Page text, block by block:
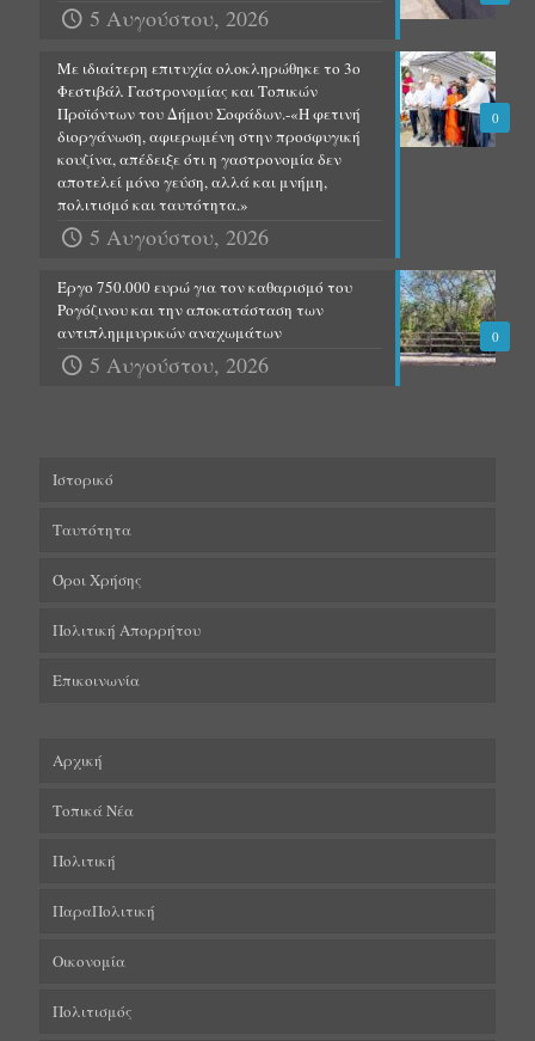
5 Αυγούστου, 2026
0
Με ιδιαίτερη επιτυχία ολοκληρώθηκε το 3ο
Φεστιβάλ Γαστρονομίας και Τοπικών
Προϊόντων του Δήμου Σοφάδων.-«Η φετινή
διοργάνωση, αφιερωμένη στην προσφυγική
κουζίνα, απέδειξε ότι η γαστρονομία δεν
αποτελεί μόνο γεύση, αλλά και μνήμη,
πολιτισμό και ταυτότητα.»
5 Αυγούστου, 2026
0
Έργο 750.000 ευρώ για τον καθαρισμό του
Ρογόζινου και την αποκατάσταση των
αντιπλημμυρικών αναχωμάτων
5 Αυγούστου, 2026
Ιστορικό
Ταυτότητα
Όροι Χρήσης
Πολιτική Απορρήτου
Επικοινωνία
Αρχική
Τοπικά Νέα
Πολιτική
ΠαραΠολιτική
Οικονομία
Πολιτισμός